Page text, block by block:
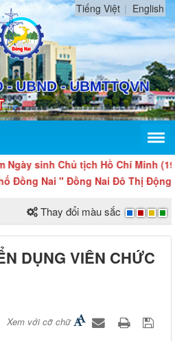
Tiếng Việt English
sinh Chủ tịch Hồ Chí Minh (19/5/
Nai " Đồng Nai Đô Thị Động
Thay đổi màu sắc
DỤNG VIÊN CHỨC
Xem với cỡ chữ